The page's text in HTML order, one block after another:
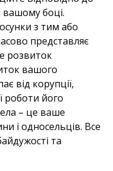
вашому боці.
з тим або
представляє
розвиток
вашого
від корупції,
роботи його
– це ваше
і односельців. Все
та